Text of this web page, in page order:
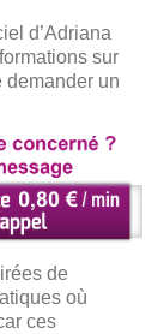
d’Adriana
sur
demander un
de
où
ces